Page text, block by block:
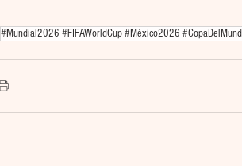
#Mundial2026 #FIFAWorldCup #México2026